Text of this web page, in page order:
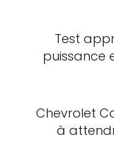
Test
puissance
Chevrolet
à